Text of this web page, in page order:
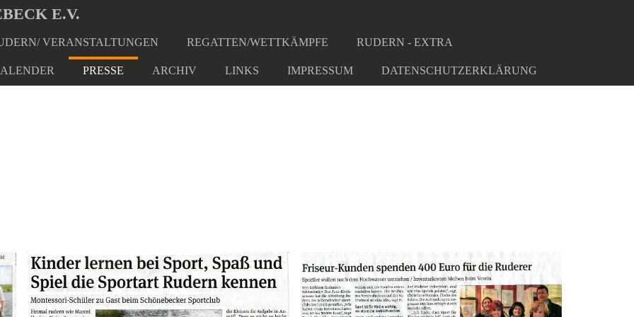
E.V.
VERANSTALTUNGEN REGATTEN/WETTKÄMPFE RUDERN - EXTRA
PRESSE ARCHIV LINKS IMPRESSUM DATENSCHUTZERKLÄRUNG